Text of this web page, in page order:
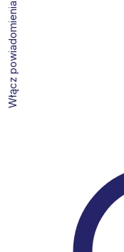
Włącz powiadomienia